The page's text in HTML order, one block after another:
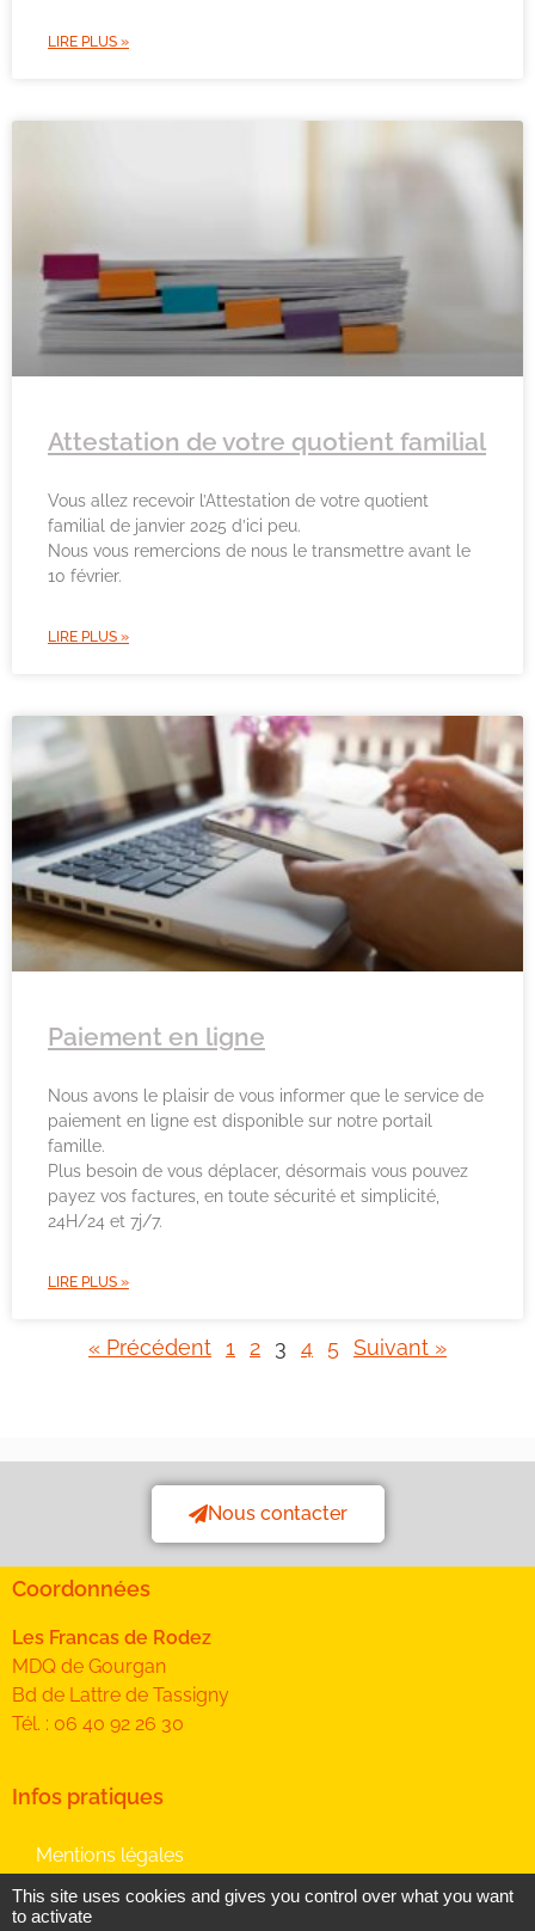
LIRE PLUS »
Attestation de votre quotient familial
Vous allez recevoir l’Attestation de votre quotient
familial de janvier 2025 d’ici peu.
Nous vous remercions de nous le transmettre avant le
10 février.
LIRE PLUS »
Paiement en ligne
Nous avons le plaisir de vous informer que le service de
paiement en ligne est disponible sur notre portail
famille.
Plus besoin de vous déplacer, désormais vous pouvez
payez vos factures, en toute sécurité et simplicité,
24H/24 et 7j/7.
LIRE PLUS »
« Précédent 1 2 3 4 5 Suivant »
Nous contacter
Coordonnées
Les Francas de Rodez
MDQ de Gourgan
Bd de Lattre de Tassigny
Tél. : 06 40 92 26 30
Infos pratiques
Mentions légales
Données personnelles
This site uses cookies and gives you control over what you want
to activate